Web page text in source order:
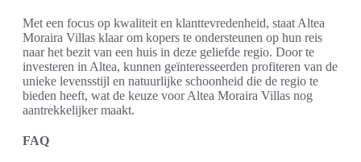
Met een focus op kwaliteit en klanttevredenheid, staat Altea
Moraira Villas klaar om kopers te ondersteunen op hun reis
naar het bezit van een huis in deze geliefde regio. Door te
investeren in Altea, kunnen geïnteresseerden profiteren van de
unieke levensstijl en natuurlijke schoonheid die de regio te
bieden heeft, wat de keuze voor Altea Moraira Villas nog
aantrekkelijker maakt.
FAQ